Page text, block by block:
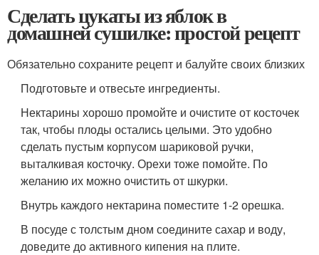
Сделать цукаты из яблок в
домашней сушилке: простой рецепт
Обязательно сохраните рецепт и балуйте своих близких
Подготовьте и отвесьте ингредиенты.
Нектарины хорошо промойте и очистите от косточек
так, чтобы плоды остались целыми. Это удобно
сделать пустым корпусом шариковой ручки,
выталкивая косточку. Орехи тоже помойте. По
желанию их можно очистить от шкурки.
Внутрь каждого нектарина поместите 1-2 орешка.
В посуде с толстым дном соедините сахар и воду,
доведите до активного кипения на плите.